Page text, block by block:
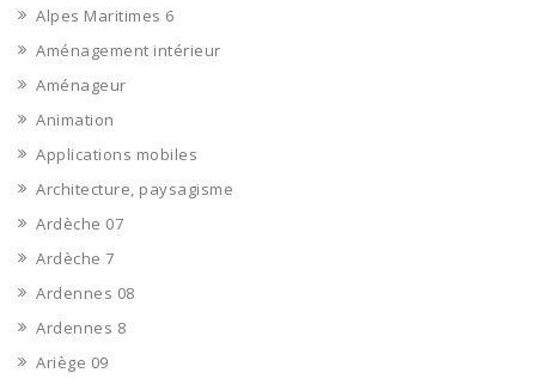
Alpes Maritimes 6
Aménagement intérieur
Aménageur
Animation
Applications mobiles
Architecture, paysagisme
Ardèche 07
Ardèche 7
Ardennes 08
Ardennes 8
Ariège 09